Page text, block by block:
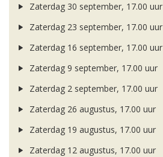
Zaterdag 30 september, 17.00 uur
Zaterdag 23 september, 17.00 uur
Zaterdag 16 september, 17.00 uur
Zaterdag 9 september, 17.00 uur
Zaterdag 2 september, 17.00 uur
Zaterdag 26 augustus, 17.00 uur
Zaterdag 19 augustus, 17.00 uur
Zaterdag 12 augustus, 17.00 uur